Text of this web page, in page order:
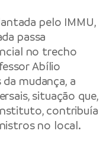
pelo IMMU,
passa
no trecho
Abílio
mudança, a
situação que,
contribuía
no local.